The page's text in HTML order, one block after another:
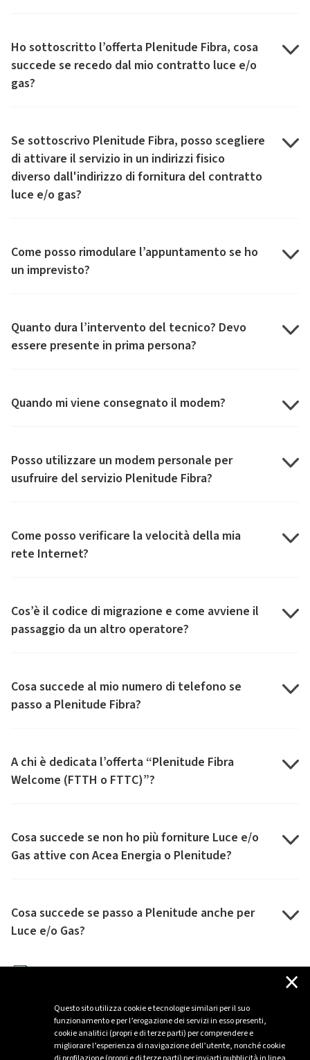
Questo sito utilizza cookie e tecnologie similari per il suo
funzionamento e per l’erogazione dei servizi in esso presenti,
cookie analitici (propri e di terze parti) per comprendere e
migliorare l’esperienza di navigazione dell’utente, nonché cookie
×
Ho sottoscritto l’offerta Plenitude Fibra, cosa
succede se recedo dal mio contratto luce e/o
gas?
Se sottoscrivo Plenitude Fibra, posso scegliere
di attivare il servizio in un indirizzi fisico
diverso dall'indirizzo di fornitura del contratto
luce e/o gas?
Come posso rimodulare l’appuntamento se ho
un imprevisto?
Quanto dura l’intervento del tecnico? Devo
essere presente in prima persona?
Quando mi viene consegnato il modem?
Posso utilizzare un modem personale per
usufruire del servizio Plenitude Fibra?
Come posso verificare la velocità della mia
rete Internet?
Cos’è il codice di migrazione e come avviene il
passaggio da un altro operatore?
Cosa succede al mio numero di telefono se
passo a Plenitude Fibra?
A chi è dedicata l’offerta “Plenitude Fibra
Welcome (FTTH o FTTC)”?
Cosa succede se non ho più forniture Luce e/o
Gas attive con Acea Energia o Plenitude?
Cosa succede se passo a Plenitude anche per
Luce e/o Gas?
Informativa sul trattamento dati personali dei Clienti
Plenitude
Prospetto di trasparenza tariffaria FTTH